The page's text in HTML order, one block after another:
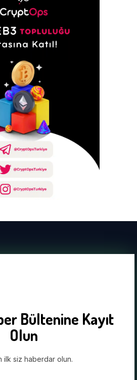
Bültenine Kayıt
Olun
ilk siz haberdar olun.